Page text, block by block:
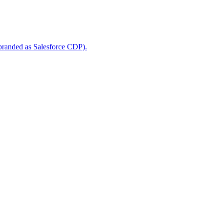
as Salesforce CDP).